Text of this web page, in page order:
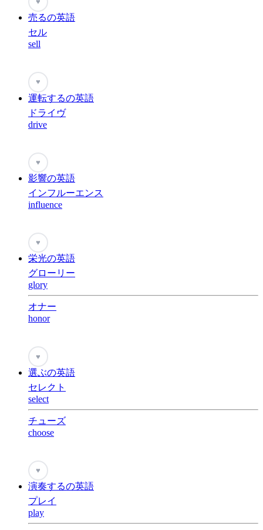
売るの英語
セル
sell
♥
運転するの英語
ドライヴ
drive
♥
影響の英語
インフルーエンス
influence
♥
栄光の英語
グローリー
glory
オナー
honor
♥
選ぶの英語
セレクト
select
チューズ
choose
♥
演奏するの英語
プレイ
play